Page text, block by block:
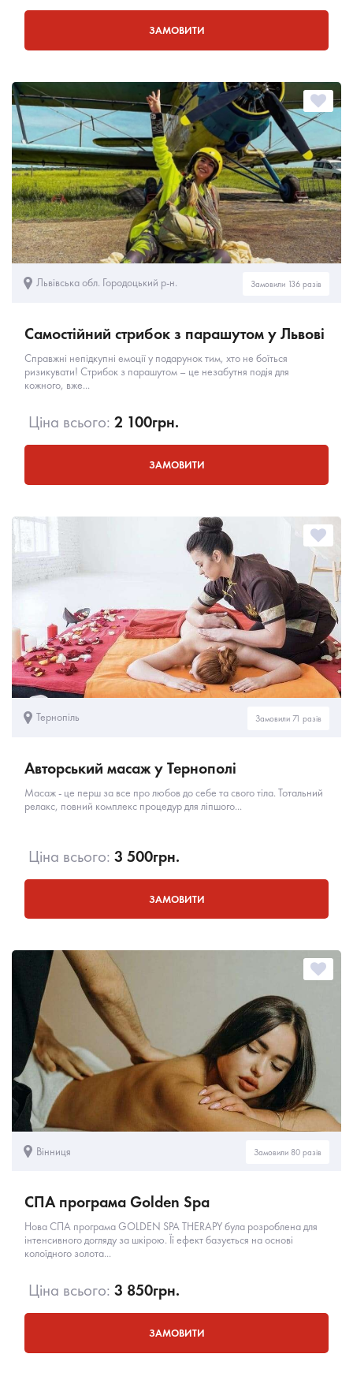
ЗАМОВИТИ
Львівська обл. Городоцький р-н. Замовили 136 разів
Самостійний стрибок з парашутом у Львові
Справжні непідкупні емоції у подарунок тим, хто не боїться
ризикувати! Стрибок з парашутом – це незабутня подія для
кожного, вже...
Ціна всього: 2 100грн.
ЗАМОВИТИ
Тернопіль Замовили 71 разів
Авторський масаж у Тернополі
Масаж - це перш за все про любов до себе та свого тіла. Тотальний
релакс, повний комплекс процедур для ліпшого...
Ціна всього: 3 500грн.
ЗАМОВИТИ
Вінниця Замовили 80 разів
СПА програма Golden Spa
Нова СПА програма GOLDEN SPA THERAPY була розроблена для
інтенсивного догляду за шкірою. Її ефект базується на основі
колоїдного золота...
Ціна всього: 3 850грн.
ЗАМОВИТИ